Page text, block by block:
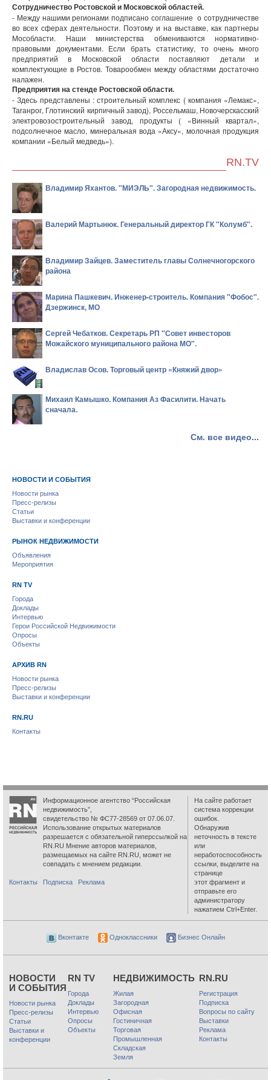
Сотрудничество Ростовской и Московской областей.
- Между нашими регионами подписано соглашение о сотрудничестве
во всех сферах деятельности. Поэтому и на выставке, как партнеры
Мособласти. Наши министерства обмениваются нормативно-
правовыми документами. Если брать статистику, то очень много
предприятий в Московской области поставляют детали и
комплектующие в Ростов. Товарообмен между областями достаточно
налажен.
Предприятия на стенде Ростовской области.
- Здесь представлены : строительный комплекс ( компания «Лемакс»,
Таганрог, Глотинский кирпичный завод), Россельмаш, Новочерскасский
электровозостроительный завод, продукты ( «Винный квартал»,
подсолнечное масло, минеральная вода «Аксу», молочная продукция
компании «Белый медведь»).
RN.TV
Владимир Яхантов. "МИЭЛЬ". Загородная недвижимость.
Валерий Мартынюк. Генеральный директор ГК "Колумб".
Владимир Зайцев. Заместитель главы Солнечногорского
района
Марина Пашкевич. Инженер-строитель. Компания "Фобос".
Дзержинск, МО
Сергей Чебатков. Секретарь РП "Совет инвесторов
Можайского муниципального района МО".
Владислав Осов. Торговый центр «Княжий двор»
Михаил Камышко. Компания Аз Фасилити. Начать
сначала.
См. все видео...
НОВОСТИ И СОБЫТИЯ
Новости рынка
Пресс-релизы
Статьи
Выставки и конференции
РЫНОК НЕДВИЖИМОСТИ
Объявления
Мероприятия
RN TV
Города
Доклады
Интервью
Герои Российской Недвижимости
Опросы
Объекты
АРХИВ RN
Новости рынка
Пресс-релизы
Выставки и конференции
RN.RU
Контакты
Информационное агентство “Российская
недвижимость”,
свидетельство № ФС77-28569 от 07.06.07.
Использование открытых материалов
разрешается с обязательной гиперссылкой на
RN.RU Мнение авторов материалов,
размещаемых на сайте RN.RU, может не
совпадать с мнением редакции.
Контакты Подписка Реклама
На сайте работает
система коррекции
ошибок.
Обнаружив
неточность в тексте
или
неработоспособность
ссылки, выделите на
странице
этот фрагмент и
отправьте его
администратору
нажатием Ctrl+Enter.
Вконтакте Одноклассники Бизнес Онлайн
НОВОСТИ
И СОБЫТИЯ
Новости рынка
Пресс-релизы
Статьи
Выставки и
конференции
RN TV
Города
Доклады
Интервью
Опросы
Объекты
НЕДВИЖИМОСТЬ
Жилая
Загородная
Офисная
Гостиничная
Торговая
Промышленная
Складская
Земля
RN.RU
Регистрация
Подписка
Вопросы по сайту
Выставки
Реклама
Контакты